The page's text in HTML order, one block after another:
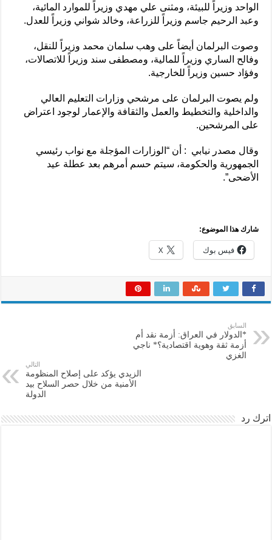
الواحد وزيراً للبيئة، ومثنى علي مهدي وزيراً للموارد المائية،
وعبد الرحيم جاسم وزيراً للزراعة، وخالد شواني وزيراً للعدل.
وصوت البرلمان أيضاً على وهب سلمان محمد وزيراً للنقل،
وفالح الساري وزيراً للمالية، ومصطفى سند وزيراً للاتصالات،
وفؤاد حسين وزيراً للخارجية.
ولم يصوت البرلمان على مرشحي وزارات التعليم العالي
والداخلية والتخطيط والعمل والثقافة والإعمار لوجود اعتراض
على المرشحين.
وقال مصدر نيابي : أن “الوزارات المؤجلة مع نواب رئيسي
الجمهورية والحكومة، سيتم حسم أمرهم بعد عطلة عيد
الأضحى”.
شارك هذا الموضوع:
فيس بوك X
السابق
*الدولار في العراق: أزمة نقد أم
أزمة ثقة وهوية اقتصادية؟* ناجي
الغزي
التالي
الزيدي يؤكد على إصلاح المنظومة
الأمنية من خلال حصر السلاح بيد
الدولة
اترك رد